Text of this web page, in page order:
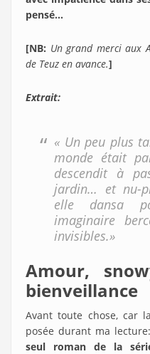
pensé…
[NB: Un grand merci aux
de Teuz en avance.]
Extrait:
« Un peu plus
monde était
descendit à
jardin… et nu-
elle dansa
imaginaire
invisibles.»
Amour,
bienveillance
Avant toute chose, car
posée durant ma
seul roman de la